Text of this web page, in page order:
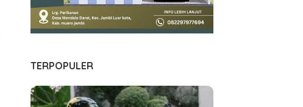
TERPOPULER